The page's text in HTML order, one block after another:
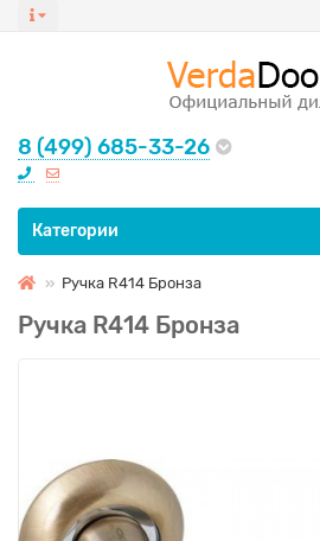
8 (499) 685-33-26
Все категории
Категории
Ручка R414 Бронза
Ручка R414 Бронза